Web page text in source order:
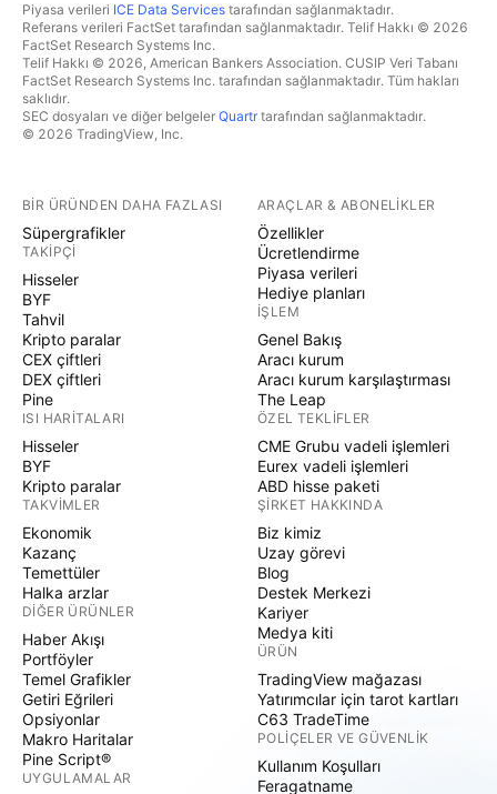
Piyasa verileri ICE Data Services tarafından sağlanmaktadır.
Referans verileri FactSet tarafından sağlanmaktadır. Telif Hakkı © 2026
FactSet Research Systems Inc.
Telif Hakkı © 2026, American Bankers Association. CUSIP Veri Tabanı
FactSet Research Systems Inc. tarafından sağlanmaktadır. Tüm hakları
saklıdır.
SEC dosyaları ve diğer belgeler Quartrtarafından sağlanmaktadır.
© 2026 TradingView, Inc.
BIR ÜRÜNDEN DAHA FAZLASI
Süpergrafikler
TAKIPÇI
Hisseler
BYF
Tahvil
Kripto paralar
CEX çiftleri
DEX çiftleri
Pine
ISI HARITALARI
Hisseler
BYF
Kripto paralar
TAKVIMLER
Ekonomik
Kazanç
Temettüler
Halka arzlar
DIĞER ÜRÜNLER
Haber Akışı
Portföyler
Temel Grafikler
Getiri Eğrileri
Opsiyonlar
Makro Haritalar
Pine Script®
UYGULAMALAR
ARAÇLAR & ABONELIKLER
Özellikler
Ücretlendirme
Piyasa verileri
Hediye planları
İŞLEM
Genel Bakış
Aracı kurum
Aracı kurum karşılaştırması
The Leap
ÖZEL TEKLIFLER
CME Grubu vadeli işlemleri
Eurex vadeli işlemleri
ABD hisse paketi
ŞIRKET HAKKINDA
Biz kimiz
Uzay görevi
Blog
Destek Merkezi
Kariyer
Medya kiti
ÜRÜN
TradingView mağazası
Yatırımcılar için tarot kartları
C63 TradeTime
POLIÇELER VE GÜVENLIK
Kullanım Koşulları
Feragatname